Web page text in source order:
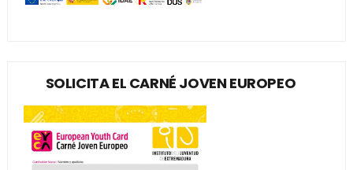
SOLICITA EL CARNÉ JOVEN EUROPEO